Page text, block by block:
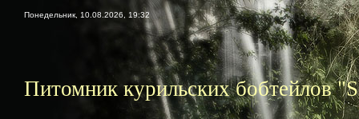
Понедельник, 10.08.2026, 19:32
Питомник курильских бобтейлов